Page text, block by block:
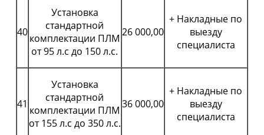
40
Установка
стандартной
комплектации ПЛМ
от 95 л.с до 150 л.с.
26 000,00
+ Накладные по
выезду
специалиста
41
Установка
стандартной
комплектации ПЛМ
от 155 л.с до 350 л.с.
36 000,00
+ Накладные по
выезду
специалиста